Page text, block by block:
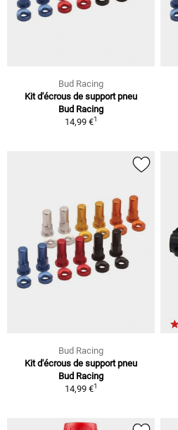
Bud Racing
Kit d'écrous de support pneu
Bud Racing
14,99 €1
Bud Racing
Kit d'écrous de support pneu
Bud Racing
14,99 €1